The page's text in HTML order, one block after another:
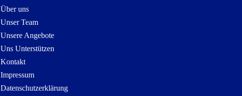
Über uns
Unser Team
Unsere Angebote
Uns Unterstützen
Kontakt
Impressum
Datenschutzerklärung